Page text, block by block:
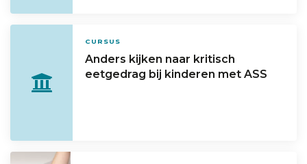
CURSUS
Anders kijken naar kritisch
eetgedrag bij kinderen met ASS